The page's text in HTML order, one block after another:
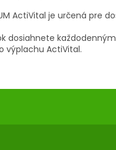
ActiVital je určená pre
dosiahnete
výplachu ActiVital.